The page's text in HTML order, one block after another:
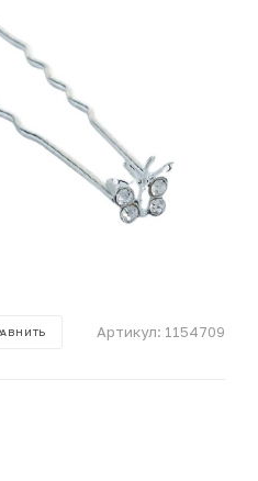
Артикул: 1154709